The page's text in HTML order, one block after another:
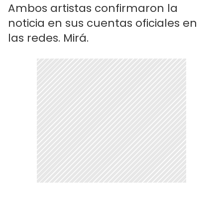
Ambos artistas confirmaron la
noticia en sus cuentas oficiales en
las redes. Mirá.